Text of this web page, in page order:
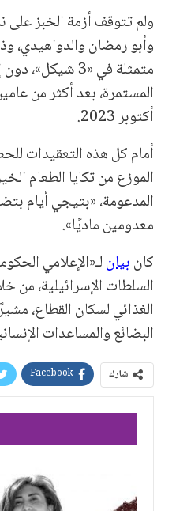
ولم تتوقف أزمة الخبز
وأبو رمضان والدواهيدي،
متمثلة في «3
المستمرة، بعد أكثر من
أكتوبر 2023.
أمام كل هذه التعقيدات
الموزع من تكايا الطعام
المدعومة، «بتيجي أيام
معدومين ماديًا».
كانبيانلـ«الإعلامي
السلطات الإسرائيلية، من
الغذائي لسكان القطاع،
البضائع والمساعدات
شارك Facebook